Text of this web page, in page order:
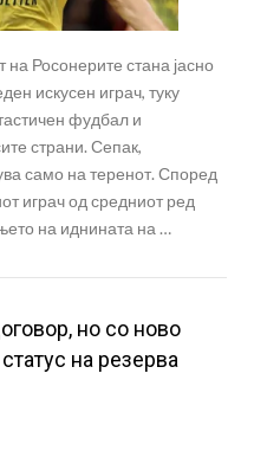
Росонерите стана јасно
искусен играч, туку
фудбал и
страни. Сепак,
само на теренот. Според
играч од средниот ред
на иднината на …
но со ново
на резерва